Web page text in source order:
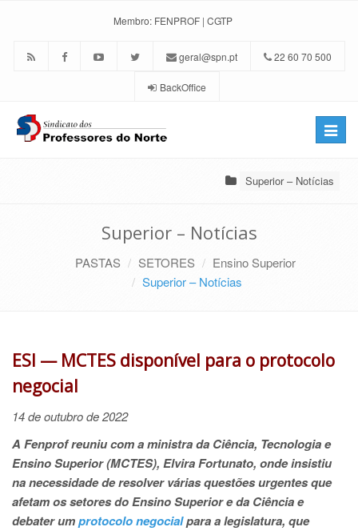
Membro: FENPROF | CGTP
geral@spn.pt 22 60 70 500
BackOffice
Toggle
Superior – Notícias
Superior – Notícias
PASTAS SETORES
Ensino Superior
Superior – Notícias
ESI — MCTES disponível para o protocolo
negocial
14 de outubro de 2022
A Fenprof reuniu com a ministra da Ciência, Tecnologia e
Ensino Superior (MCTES), Elvira Fortunato, onde insistiu
na necessidade de resolver várias questões urgentes que
afetam os setores do Ensino Superior e da Ciência e
debater umprotocolo negocialpara a legislatura, que